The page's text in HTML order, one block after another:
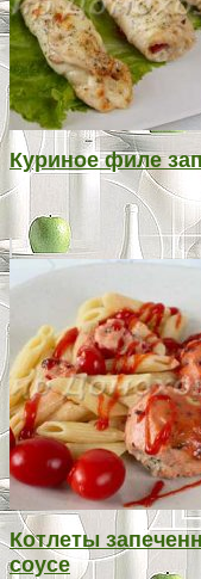
Куриное филе
Котлеты
соусе